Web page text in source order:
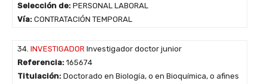
Selección de: PERSONAL LABORAL
Vía: CONTRATACIÓN TEMPORAL
34. INVESTIGADOR Investigador doctor junior
Referencia: 165674
Titulación: Doctorado en Biología, o en Bioquímica, o afines